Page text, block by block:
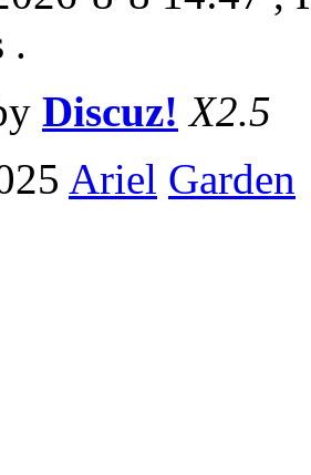
.
Discuz! X2.5
Ariel Garden